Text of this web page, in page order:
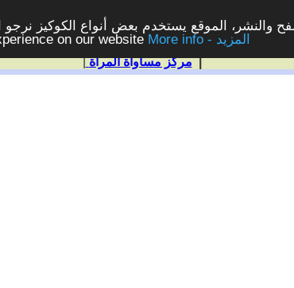
والنشر، الموقع يستخدم بعض أنواع الكوكيز
on our website
More info - المزيد
| مركز مساواة المرأة|